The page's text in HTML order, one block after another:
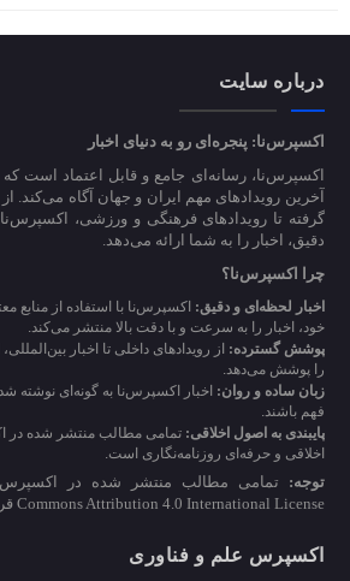
درباره سایت
اکسپرس‌نا: پنجره‌ای رو به دنیای اخبار
اکسپرس‌نا، رسانه‌ای جامع و قابل اعتماد است
آخرین رویدادهای مهم ایران و جهان آگاه می‌کند.
گرفته تا رویدادهای فرهنگی و ورزشی،
دقیق، اخبار را به شما ارائه می‌دهد.
چرا اکسپرس‌نا؟
اخبار لحظه‌ای و دقیق: اکسپرس‌نا با استفاده از منابع
خود، اخبار را به سرعت و با دقت بالا منتشر می‌کند.
پوشش گسترده: از رویدادهای داخلی تا اخبار
را پوشش می‌دهد.
زبان ساده و روان: اخبار اکسپرس‌نا به گونه‌ای نوشته
فهم باشند.
پایبندی به اصول اخلاقی: تمامی مطالب منتشر شده در
اخلاقی و حرفه‌ای روزنامه‌نگاری است.
توجه:
Commons Attribution 4.0 International License قرار دارند.
اکسپرس علم و فناوری